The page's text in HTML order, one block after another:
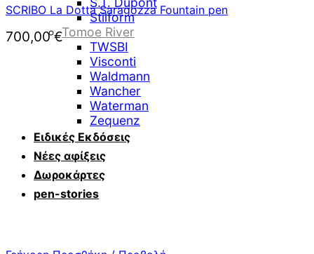
Stilform
Tomoe River
TWSBI
Visconti
Waldmann
Wancher
Waterman
Zequenz
Ειδικές Εκδόσεις
Νέες αφίξεις
Δωροκάρτες
pen-stories
SCRIBO La Dotta Saragozza Fountain pen
700,00€